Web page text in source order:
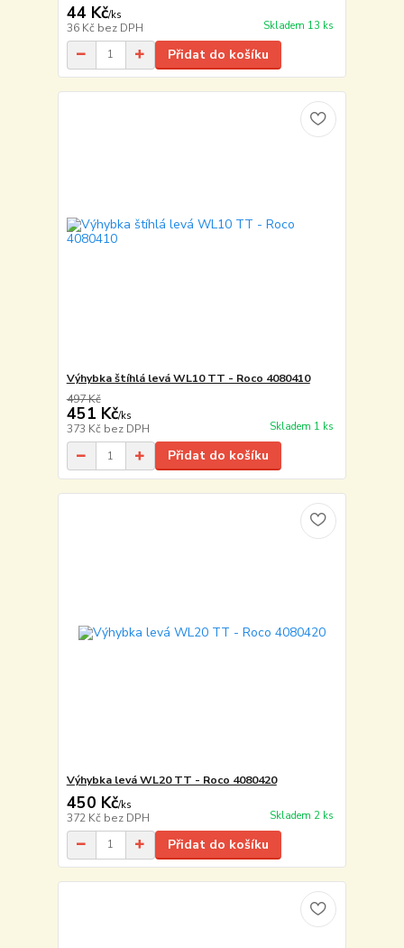
44 Kč/ks
36 Kč bez DPH Skladem 13 ks
Přidat do košíku
Výhybka štíhlá levá WL10 TT - Roco 4080410
497 Kč
451 Kč/ks
373 Kč bez DPH Skladem 1 ks
Přidat do košíku
Výhybka levá WL20 TT - Roco 4080420
450 Kč/ks
372 Kč bez DPH Skladem 2 ks
Přidat do košíku